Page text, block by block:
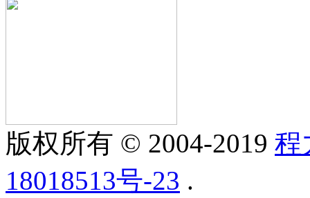
版权所有 © 2004-2019 程
18018513号-23 .